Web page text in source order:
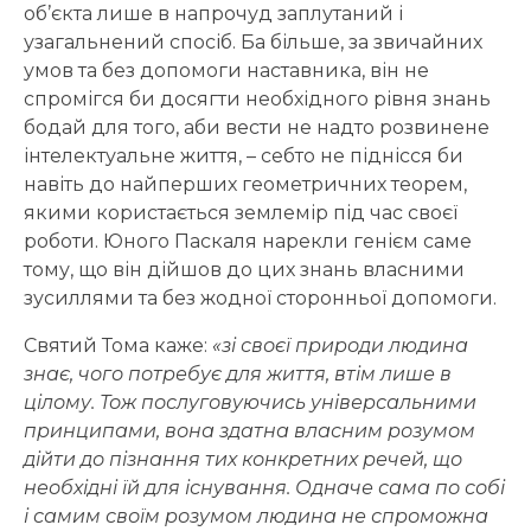
об’єкта лише в напрочуд заплутаний і
узагальнений спосіб. Ба більше, за звичайних
умов та без допомоги наставника, він не
спромігся би досягти необхідного рівня знань
бодай для того, аби вести не надто розвинене
інтелектуальне життя, – себто не піднісся би
навіть до найперших геометричних теорем,
якими користається землемір під час своєї
роботи. Юного Паскаля нарекли генієм саме
тому, що він дійшов до цих знань власними
зусиллями та без жодної сторонньої допомоги.
Святий Тома каже: «зі своєї природи людина
знає, чого потребує для життя, втім лише в
цілому. Тож послуговуючись універсальними
принципами, вона здатна власним розумом
дійти до пізнання тих конкретних речей, що
необхідні їй для існування. Одначе сама по собі
і самим своїм розумом людина не спроможна